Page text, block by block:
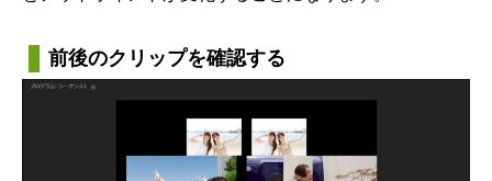
前後のクリップを確認する